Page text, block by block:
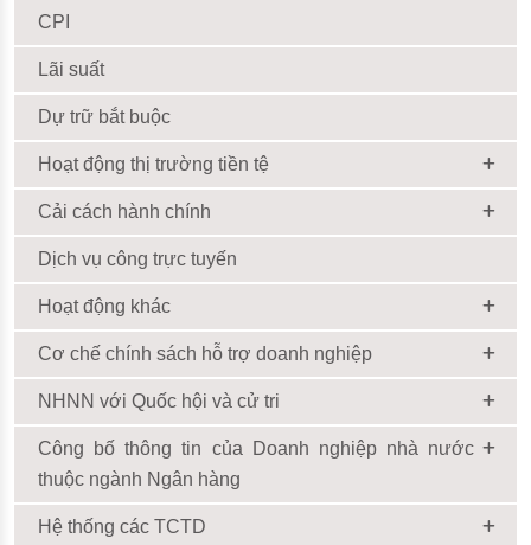
CPI
Lãi suất
Dự trữ bắt buộc
Hoạt động thị trường tiền tệ
Cải cách hành chính
Dịch vụ công trực tuyến
Hoạt động khác
Cơ chế chính sách hỗ trợ doanh nghiệp
NHNN với Quốc hội và cử tri
Công bố thông tin của Doanh nghiệp nhà nước
thuộc ngành Ngân hàng
Hệ thống các TCTD